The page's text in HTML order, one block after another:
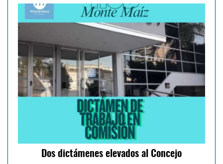
Dos dictámenes elevados al Concejo